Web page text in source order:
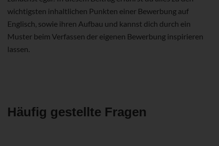
wichtigsten inhaltlichen Punkten einer Bewerbung auf
Englisch, sowie ihren Aufbau und kannst dich durch ein
Muster beim Verfassen der eigenen Bewerbung inspirieren
lassen.
Häufig gestellte Fragen